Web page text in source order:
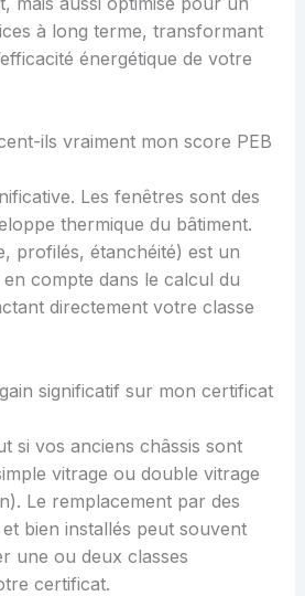
à long terme, transformant
énergétique de votre
ils vraiment mon score PEB
Les fenêtres sont des
thermique du bâtiment.
profilés, étanchéité) est un
compte dans le calcul du
directement votre classe
significatif sur mon certificat
si vos anciens châssis sont
vitrage ou double vitrage
Le remplacement par des
bien installés peut souvent
une ou deux classes
certificat.